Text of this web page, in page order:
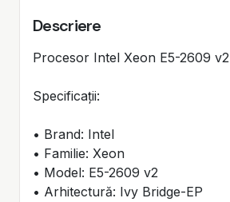
Descriere
Procesor Intel Xeon E5-2609 v2
Specificații:
• Brand: Intel
• Familie: Xeon
• Model: E5-2609 v2
• Arhitectură: Ivy Bridge-EP